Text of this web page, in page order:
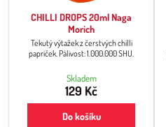
CHILLI DROPS 20ml Naga
Morich
Tekutý výtažek z čerstvých chilli
papriček. Pálivost: 1.000.000 SHU.
Skladem
129 Kč
Do košíku